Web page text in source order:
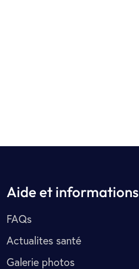
Aide et informations
FAQs
Actualites santé
Galerie photos